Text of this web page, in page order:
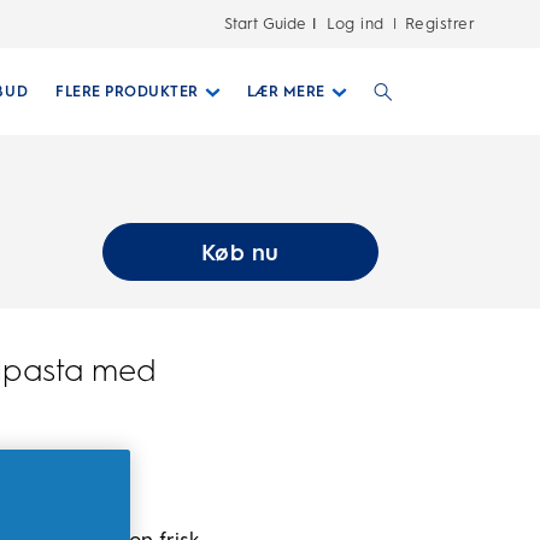
Start Guide Log ind Registrer
FLERE PRODUKTER LÆR MERE
Køb nu
med